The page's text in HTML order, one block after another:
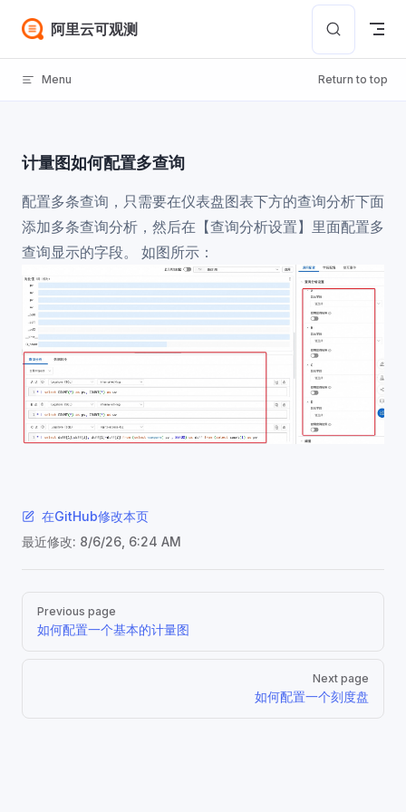
Skip to content
阿里云可观测
Menu Return to top
计量图如何配置多查询
配置多条查询，只需要在仪表盘图表下方的查询分析下面
添加多条查询分析，然后在【查询分析设置】里面配置多
查询显示的字段。 如图所示：
在GitHub修改本页
最近修改: 8/6/26, 6:24 AM
PagerPrevious page
如何配置一个基本的计量图
Next page
如何配置一个刻度盘